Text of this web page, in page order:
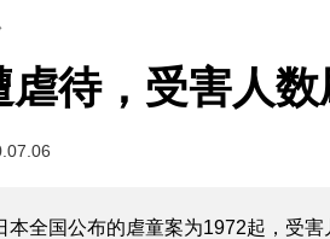
虐待，受害人
本全国公布的虐童案为1972起，受